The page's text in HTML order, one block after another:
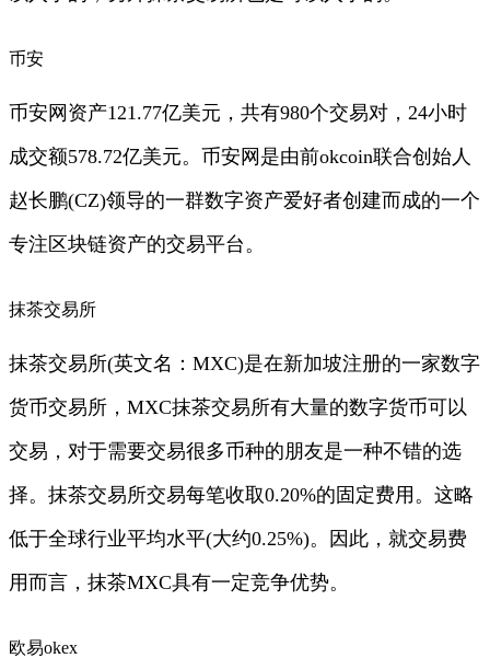
币安
币安网资产121.77亿美元，共有980个交易对，24小时
成交额578.72亿美元。币安网是由前okcoin联合创始人
赵长鹏(CZ)领导的一群数字资产爱好者创建而成的一个
专注区块链资产的交易平台。
抹茶交易所
抹茶交易所(英文名：MXC)是在新加坡注册的一家数字
货币交易所，MXC抹茶交易所有大量的数字货币可以
交易，对于需要交易很多币种的朋友是一种不错的选
择。抹茶交易所交易每笔收取0.20%的固定费用。这略
低于全球行业平均水平(大约0.25%)。因此，就交易费
用而言，抹茶MXC具有一定竞争优势。
欧易okex